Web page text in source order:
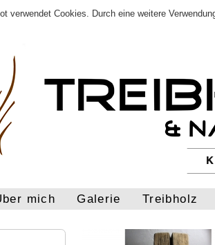
verwendet Cookies. Durch eine weitere
mich Galerie Treibholz